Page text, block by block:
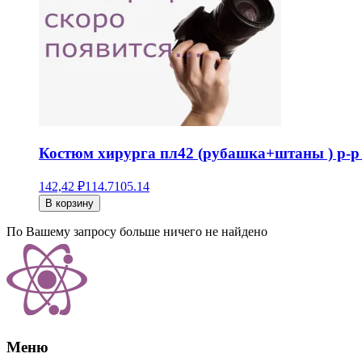
Костюм хирурга пл42 (рубашка+штаны ) р-р
142,42 ₽114.7105.14
В корзину
По Вашему запросу больше ничего не найдено
Меню